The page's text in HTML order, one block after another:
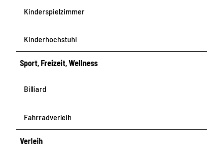
Kinderspielzimmer
Kinderhochstuhl
Sport, Freizeit, Wellness
Billiard
Fahrradverleih
Verleih